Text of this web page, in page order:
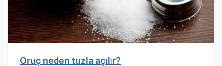
Oruç neden tuzla açılır?